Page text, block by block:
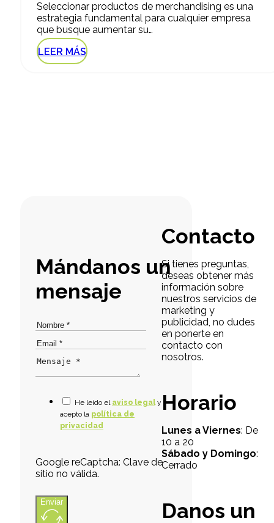
Seleccionar productos de merchandising es una
estrategia fundamental para cualquier empresa
que busque aumentar su…
LEER MÁS
Mándanos un
mensaje
He leído el aviso legaly
acepto la política de
privacidad
Google reCaptcha: Clave de
sitio no válida.
Enviar
Contacto
Si tienes preguntas,
deseas obtener más
información sobre
nuestros servicios de
marketing y
publicidad, no dudes
en ponerte en
contacto con
nosotros.
Horario
Lunes a Viernes: De
10 a 20
Sábado y Domingo:
Cerrado
Danos un